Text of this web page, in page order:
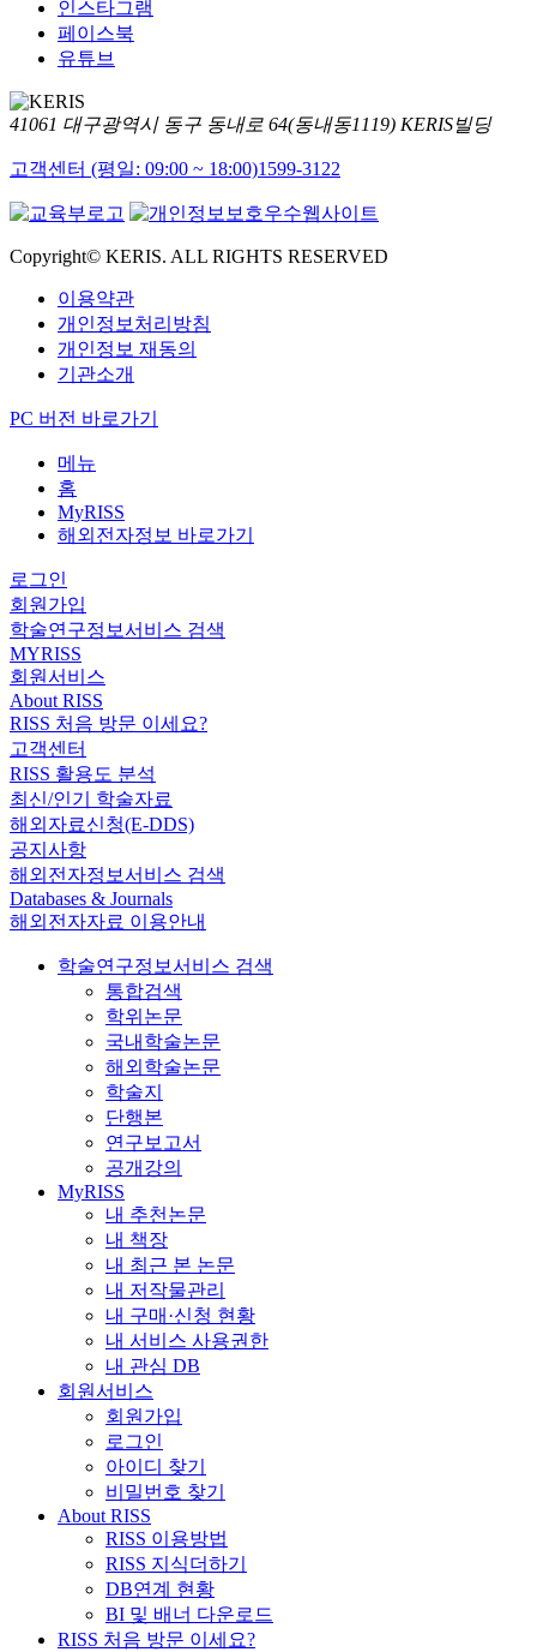
인스타그램
페이스북
유튜브
41061 대구광역시 동구 동내로 64(동내동1119) KERIS빌딩
고객센터 (평일: 09:00 ~ 18:00)1599-3122
Copyright© KERIS. ALL RIGHTS RESERVED
이용약관
개인정보처리방침
개인정보 재동의
기관소개
PC 버전 바로가기
메뉴
홈
MyRISS
해외전자정보 바로가기
로그인
회원가입
학술연구정보서비스 검색
MYRISS
회원서비스
About RISS
RISS 처음 방문 이세요?
고객센터
RISS 활용도 분석
최신/인기 학술자료
해외자료신청(E-DDS)
공지사항
해외전자정보서비스 검색
Databases & Journals
해외전자자료 이용안내
학술연구정보서비스 검색
통합검색
학위논문
국내학술논문
해외학술논문
학술지
단행본
연구보고서
공개강의
MyRISS
내 추천논문
내 책장
내 최근 본 논문
내 저작물관리
내 구매·신청 현황
내 서비스 사용권한
내 관심 DB
회원서비스
회원가입
로그인
아이디 찾기
비밀번호 찾기
About RISS
RISS 이용방법
RISS 지식더하기
DB연계 현황
BI 및 배너 다운로드
RISS 처음 방문 이세요?